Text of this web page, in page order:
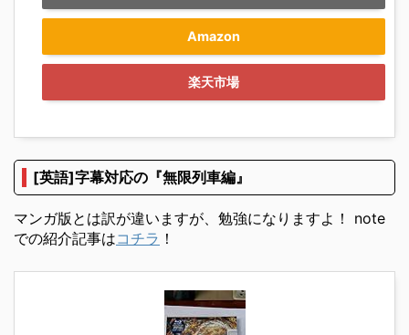
Amazon
楽天市場
[英語]字幕対応の『無限列車編』
マンガ版とは訳が違いますが、勉強になりますよ！ note
での紹介記事はコチラ ！